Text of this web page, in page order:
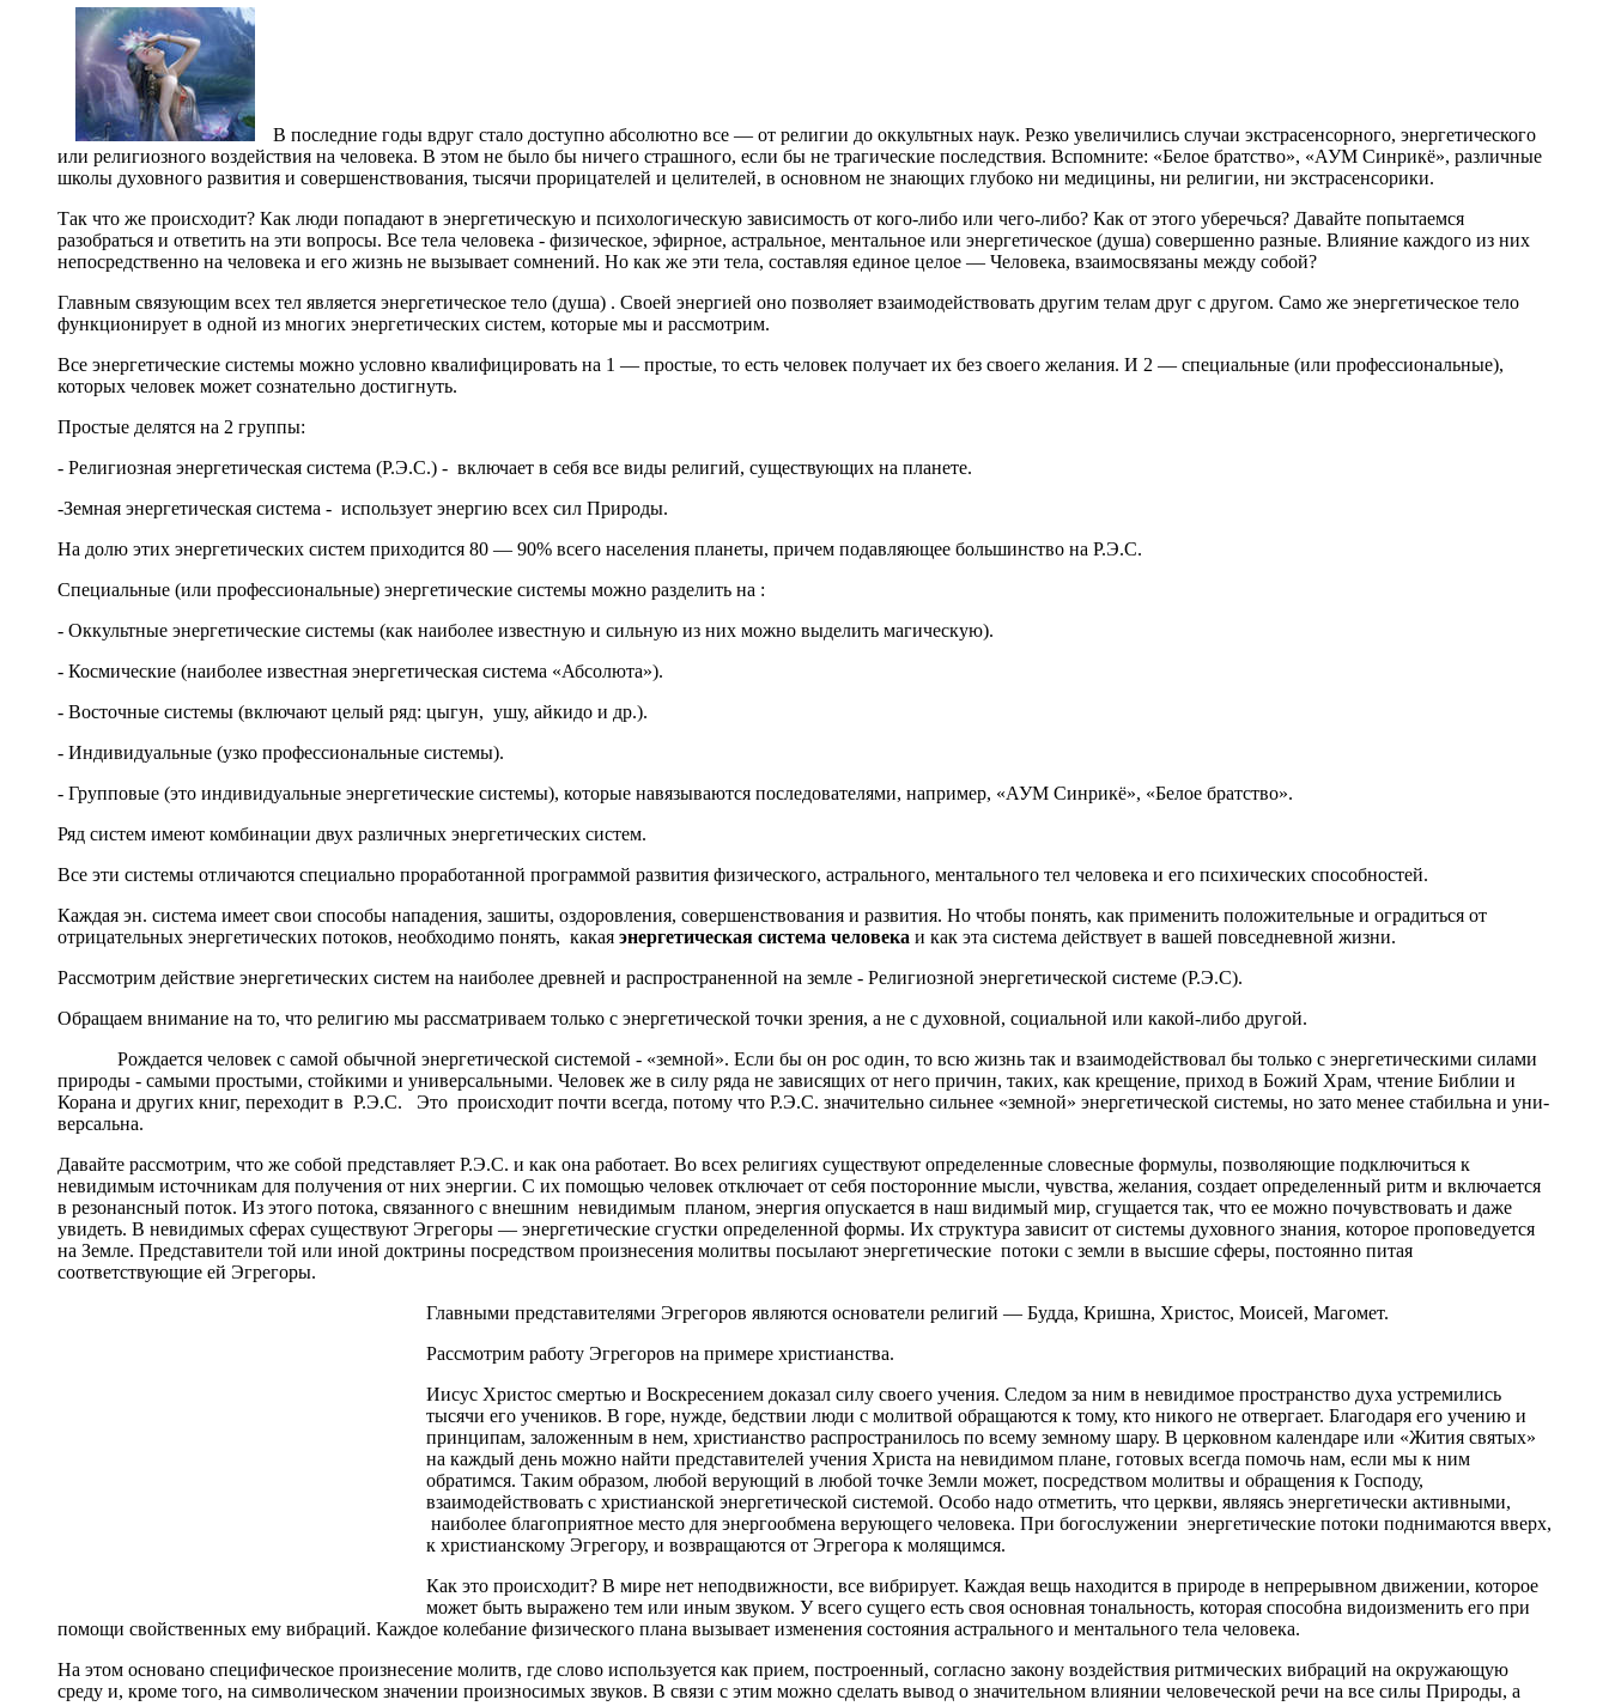
В последние годы вдруг стало доступно абсолютно все — от ре­лигии до оккультных наук. Резко увеличились случаи экстра­сенсорного, энергетического
или религиозного воздействия на че­ловека. В этом не было бы ничего страшного, если бы не траги­ческие последствия. Вспомните: «Белое брат­ство», «АУМ Синрикё», различные
школы духовного развития и совершенствования, тысячи прорицателей и целителей, в основ­ном не знающих глубоко ни медицины, ни религии, ни экстра­сенсорики.
Так что же происходит? Как люди попадают в энергетичес­кую и психологическую зависимость от кого-либо или чего-либо? Как от этого уберечься? Давайте попытаемся
разобраться и отве­тить на эти вопросы. Все тела человека - физическое, эфирное, астральное, мен­тальное или энергетическое (душа) совершенно разные. Влияние каждого из них
непосредственно на человека и его жизнь не вы­зывает сомнений. Но как же эти тела, составляя единое целое — Человека, взаимосвязаны между собой?
Главным связующим всех тел является энергетическое тело (душа) . Своей энергией оно позволяет взаимодействовать другим телам друг с другом. Само же энергетическое тело
функциони­рует в одной из многих энергетических систем, которые мы и рассмотрим.
Все энергетические системы можно условно квалифицировать на 1 — простые, то есть человек получает их без своего желания. И 2 — специальные (или профессиональные),
которых человек может сознательно достигнуть.
Простые делятся на 2 группы:
- Религиозная энергетическая система (Р.Э.С.) - вклю­чает в себя все виды религий, существующих на планете.
-Земная энергетическая система - использует энергию всех сил Природы.
На долю этих энергетических систем приходится 80 — 90% всего населения планеты, причем подавляющее большинство на Р.Э.С.
Специальные (или профессиональные) энергетические сис­темы можно разделить на :
- Оккультные энергетические системы (как наиболее известную и сильную из них можно выделить магическую).
- Космические (наиболее известная энергетическая система «Абсолюта»).
- Восточные системы (включают целый ряд: цыгун, ушу, айкидо и др.).
- Индивидуальные (узко профессиональные системы).
- Групповые (это индивидуальные энергетические системы), которые навязываются последователями, например, «АУМ Синрикё», «Бе­лое братство».
Ряд систем имеют комбинации двух различных энергетичес­ких систем.
Все эти системы отличаются специально проработанной про­граммой развития физического, астрального, ментального тел че­ловека и его психических способностей.
Каждая эн. система имеет свои способы нападения, зашиты, оздоровления, совершенствования и развития. Но чтобы понять, как применить положительные и оградиться от
отрицательных энергетических потоков, необходимо понять, какая энергетическая система человека и как эта система действует в вашей повсед­невной жизни.
Рассмотрим действие энергетических систем на наиболее древней и рас­пространенной на земле - Религиозной энергетической системе (Р.Э.С).
Обращаем внимание на то, что ре­лигию мы рассматриваем только с энергетической точки зрения, а не с духовной, социальной или какой-либо другой.
Рождается человек с самой обычной энергетической системой - «земной». Если бы он рос один, то всю жизнь так и взаимодействовал бы только с энергетическими силами
природы - самыми простыми, стойкими и универсальными. Человек же в силу ряда не завися­щих от него причин, таких, как крещение, приход в Божий Храм, чтение Библии и
Корана и других книг, переходит в Р.Э.С. Это происходит почти всегда, потому что Р.Э.С. значительно сильнее «земной» энергетической системы, но зато менее стабильна и уни­
версальна.
Давайте рассмотрим, что же собой представляет Р.Э.С. и как она работает. Во всех религиях существуют определенные словес­ные формулы, позволяющие подключиться к
невидимым источни­кам для получения от них энергии. С их помощью человек отклю­чает от себя посторонние мысли, чувства, желания, создает опре­деленный ритм и включается
в резонансный поток. Из этого по­тока, связанного с внешним невидимым планом, энергия опуска­ется в наш видимый мир, сгущается так, что ее можно почувство­вать и даже
увидеть. В невидимых сферах существуют Эгрегоры — энергетические сгустки определенной формы. Их структура зависит от системы духовного знания, которое проповедуется
на Земле. Представители той или иной доктрины посредством про­изнесения молитвы посылают энергетические потоки с земли в высшие сферы, постоянно питая
соответствующие ей Эгрегоры.
Главными представителями Эгрегоров являются основатели религий — Будда, Кришна, Христос, Моисей, Магомет.
Рассмотрим работу Эгрегоров на примере христианства.
Иисус Христос смертью и Воскресением доказал силу своего учения. Следом за ним в невидимое пространство духа устреми­лись
тысячи его учеников. В горе, нужде, бедствии люди с молитвой обращаются к тому, кто никого не отвергает. Благодаря его учению и
принципам, заложенным в нем, христианство распрос­транилось по всему земному шару. В церковном календаре или «Жития святых»
на каждый день можно найти представителей учения Христа на невидимом плане, готовых всегда помочь нам, если мы к ним
обратимся. Таким образом, любой верующий в любой точке Земли может, посредством молитвы и обращения к Господу,
взаимодействовать с христианской энергетической сис­темой. Особо надо отметить, что церкви, являясь энергетически активными,
наиболее благоприятное место для энергообмена верующего человека. При богослужении энергетические потоки поднимают­ся вверх,
к христианскому Эгрегору, и возвращаются от Эгрегора к молящимся.
Как это происходит? В мире нет неподвижности, все вибри­рует. Каждая вещь находится в природе в непрерывном движе­нии, которое
может быть выражено тем или иным звуком. У все­го сущего есть своя основная тональность, которая способна видо­изменить его при
помощи свойственных ему вибраций. Каждое колебание физического плана вызывает изменения состояния ас­трального и ментального тела человека.
На этом основано специфическое произнесение молитв, где слово используется как прием, построенный, согласно закону воз­действия ритмических вибраций на окружающую
среду и, кроме того, на символическом значении произносимых звуков. В связи с этим можно сделать вывод о значительном влиянии человеческой речи на все силы Природы, а